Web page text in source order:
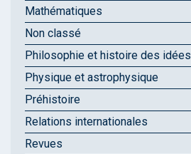
Mathématiques
Non classé
Philosophie et histoire des idées
Physique et astrophysique
Préhistoire
Relations internationales
Revues